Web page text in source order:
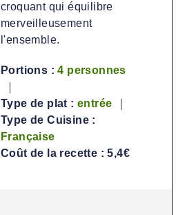
croquant qui équilibre
merveilleusement
l'ensemble.
Portions :4 personnes
Type de plat :entrée
Type de Cuisine :
Française
Coût de la recette :5,4€